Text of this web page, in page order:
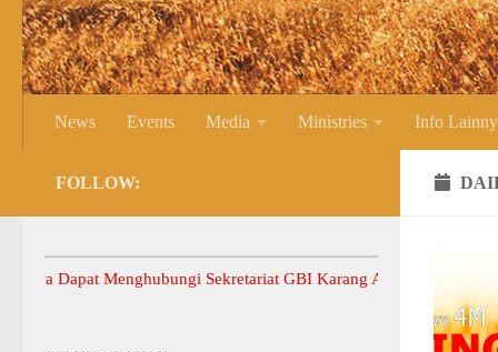
News Events Media Ministries Info
FOLLOW:
Menghubungi Sekretariat GBI Karang Anyar.